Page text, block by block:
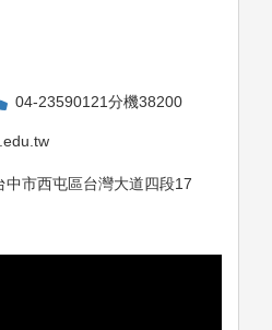
04-23590121分機38200
中市西屯區台灣大道四段17